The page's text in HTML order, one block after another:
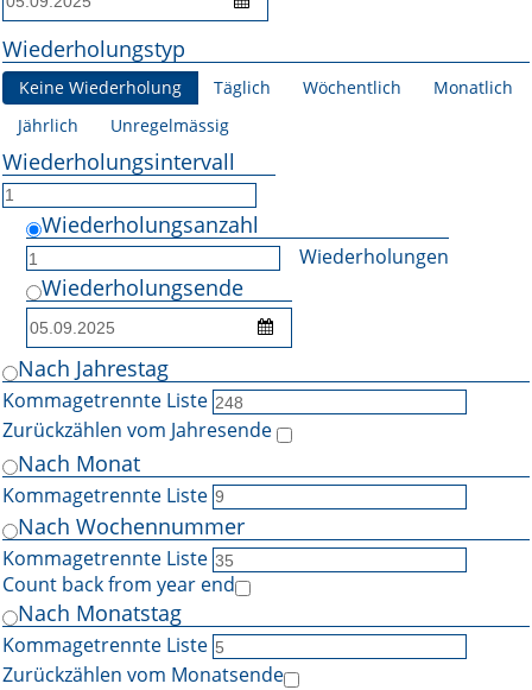
Bestell-Service
Stellenmarkt
Kongresskalender
Wiederholungstyp
Keine Wiederholung Täglich Wöchentlich
Monatlich
Jährlich
Unregelmässig
Wiederholungsintervall
Wiederholungsanzahl
Wiederholungen
Wiederholungsende
Nach Jahrestag
Kommagetrennte Liste
Zurückzählen vom Jahresende
Nach Monat
Kommagetrennte Liste
Nach Wochennummer
Kommagetrennte Liste
Count back from year end
Nach Monatstag
Kommagetrennte Liste
Zurückzählen vom Monatsende